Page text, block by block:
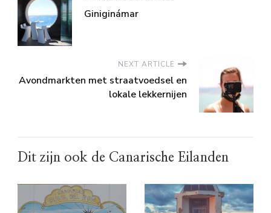
Giniginámar
NEXT ARTICLE
Avondmarkten met straatvoedsel en
lokale lekkernijen
Dit zijn ook de Canarische Eilanden